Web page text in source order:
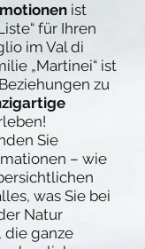
ist
für Ihren
im Val di
„Martinei“ ist
zu
Sie
– wie
was Sie bei
Natur
die ganze